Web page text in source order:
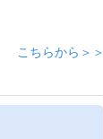
こちらから＞＞